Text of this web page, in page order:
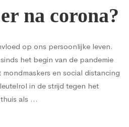
na corona?
op ons persoonlijke leven.
het begin van de pandemie
en social distancing
in de strijd tegen het
als …